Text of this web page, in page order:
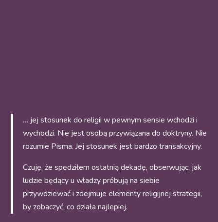
… jej stosunek do religii w pewnym sensie wchodzi i
wychodzi. Nie jest osobą przywiązana do doktryny. Nie
rozumie Pisma. Jej stosunek jest bardzo transakcyjny.
Czuję, że spędziłem ostatnią dekadę, obserwując, jak
ludzie będący u władzy próbują na siebie
przywdziewać i zdejmuje elementy religijnej strategii,
by zobaczyć, co działa najlepiej.